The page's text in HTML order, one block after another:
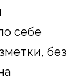
себе
без